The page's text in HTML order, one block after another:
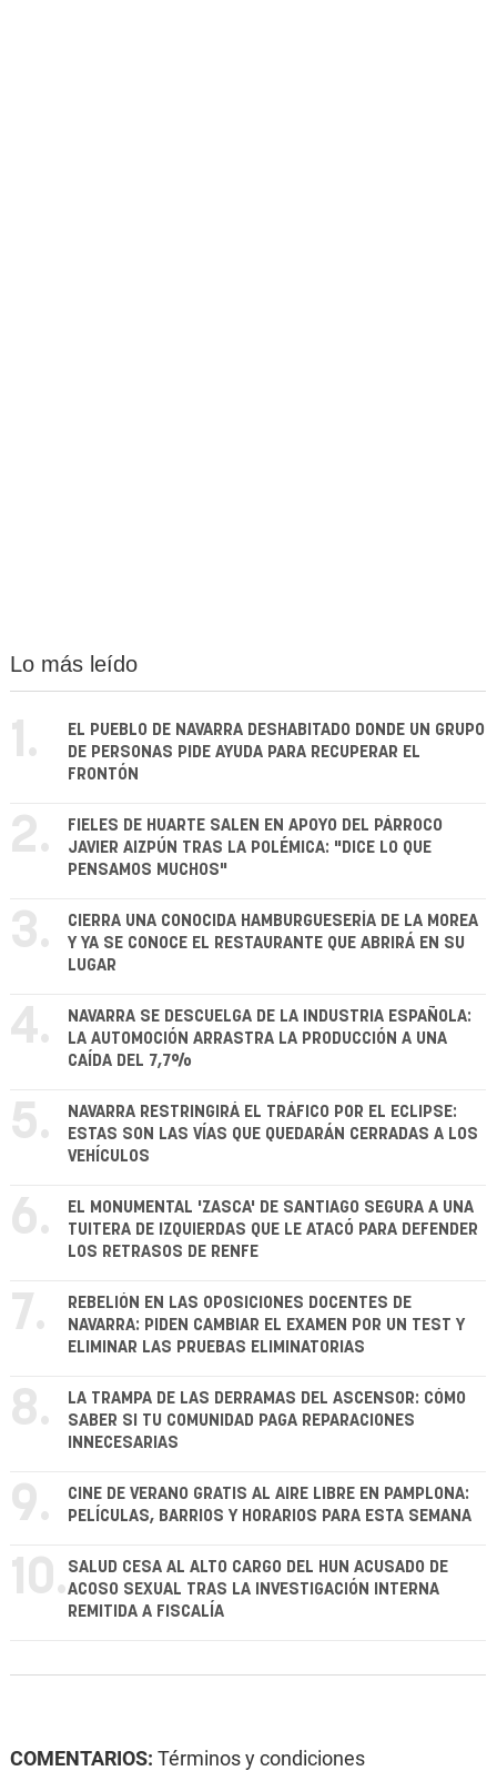
Lo más leído
1.
EL PUEBLO DE NAVARRA DESHABITADO DONDE UN GRUPO
DE PERSONAS PIDE AYUDA PARA RECUPERAR EL
FRONTÓN
2.
FIELES DE HUARTE SALEN EN APOYO DEL PÁRROCO
JAVIER AIZPÚN TRAS LA POLÉMICA: "DICE LO QUE
PENSAMOS MUCHOS"
3.
CIERRA UNA CONOCIDA HAMBURGUESERÍA DE LA MOREA
Y YA SE CONOCE EL RESTAURANTE QUE ABRIRÁ EN SU
LUGAR
4.
NAVARRA SE DESCUELGA DE LA INDUSTRIA ESPAÑOLA:
LA AUTOMOCIÓN ARRASTRA LA PRODUCCIÓN A UNA
CAÍDA DEL 7,7%
5.
NAVARRA RESTRINGIRÁ EL TRÁFICO POR EL ECLIPSE:
ESTAS SON LAS VÍAS QUE QUEDARÁN CERRADAS A LOS
VEHÍCULOS
6.
EL MONUMENTAL 'ZASCA' DE SANTIAGO SEGURA A UNA
TUITERA DE IZQUIERDAS QUE LE ATACÓ PARA DEFENDER
LOS RETRASOS DE RENFE
7.
REBELIÓN EN LAS OPOSICIONES DOCENTES DE
NAVARRA: PIDEN CAMBIAR EL EXAMEN POR UN TEST Y
ELIMINAR LAS PRUEBAS ELIMINATORIAS
8.
LA TRAMPA DE LAS DERRAMAS DEL ASCENSOR: CÓMO
SABER SI TU COMUNIDAD PAGA REPARACIONES
INNECESARIAS
9.
CINE DE VERANO GRATIS AL AIRE LIBRE EN PAMPLONA:
PELÍCULAS, BARRIOS Y HORARIOS PARA ESTA SEMANA
10. SALUD CESA AL ALTO CARGO DEL HUN ACUSADO DE
ACOSO SEXUAL TRAS LA INVESTIGACIÓN INTERNA
REMITIDA A FISCALÍA
COMENTARIOS: Términos y condiciones